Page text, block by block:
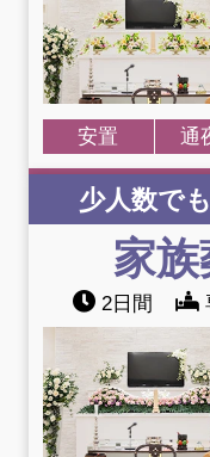
安置 通
少人数で
家
2日間